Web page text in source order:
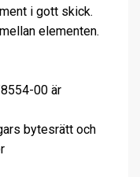
i gott skick.
elementen.
00 är
bytesrätt och